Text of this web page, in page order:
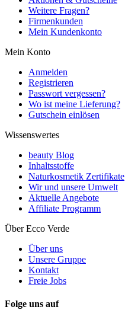
Weitere Fragen?
Firmenkunden
Mein Kundenkonto
Mein Konto
Anmelden
Registrieren
Passwort vergessen?
Wo ist meine Lieferung?
Gutschein einlösen
Wissenswertes
beauty Blog
Inhaltsstoffe
Naturkosmetik Zertifikate
Wir und unsere Umwelt
Aktuelle Angebote
Affiliate Programm
Über Ecco Verde
Über uns
Unsere Gruppe
Kontakt
Freie Jobs
Folge uns auf